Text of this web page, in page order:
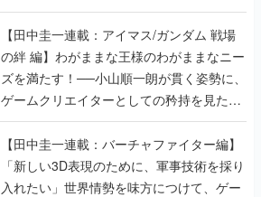
ズを満たす！──小山順一朗が貫く姿勢に、
ゲームクリエイターとしての矜持を見た
【若ゲのいたり最終回】
【田中圭一連載：バーチャファイター編】
「新しい3D表現のために、軍事技術を採り
入れたい」世界情勢を味方につけて、ゲー
ムに革命をもたらした鈴木 裕の功績【若ゲ
のいたり】
【田中圭一：若ゲのいたり】ゲーム開発統